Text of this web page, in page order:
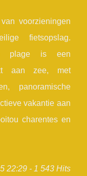
voorzieningen
fietsopslag.
plage is een
aan zee, met
panoramische
vakantie aan
charentes en
22:29 - 1 543 Hits